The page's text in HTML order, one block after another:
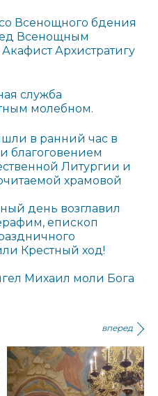
Всенощного бдения
Всенощным
Архистратигу
служба
молебном.
в ранний час в
благоговением
Литургии и
храмовой
день возглавил
епископ
Крестный ход!
Михаил моли Бога
вперед